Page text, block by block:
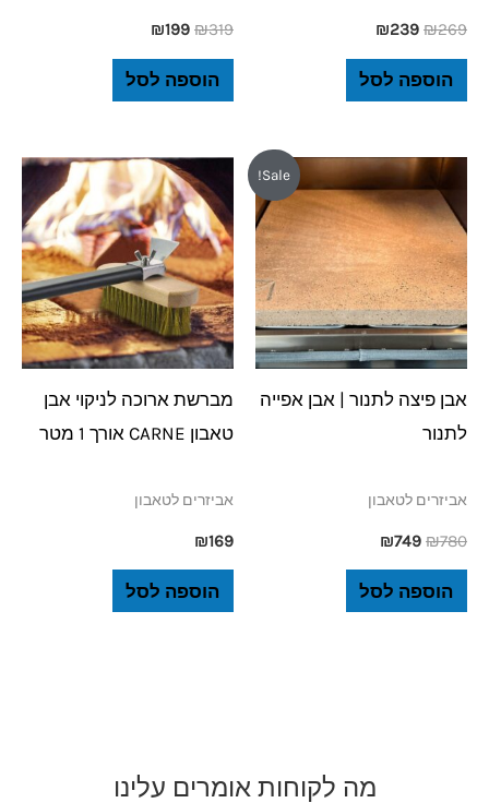
₪269
₪239
הוספה לסל
₪319
₪199
הוספה לסל
Sale!
אבן פיצה לתנור | אבן אפייה
לתנור
אביזרים לטאבון
₪780
המחיר
המקורי
היה:
₪780.
₪749
המחיר
הנוכחי
הוא:
₪749.
הוספה לסל
מברשת ארוכה לניקוי אבן
טאבון CARNE אורך 1 מטר
אביזרים לטאבון
₪169
הוספה לסל
מה לקוחות אומרים עלינו